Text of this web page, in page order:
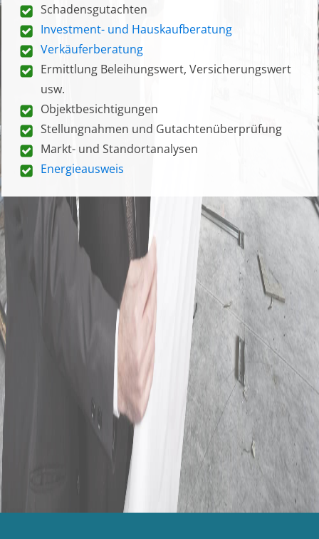
Schadensgutachten
Investment- und Hauskaufberatung
Verkäuferberatung
Ermittlung Beleihungswert, Versicherungswert
usw.
Objektbesichtigungen
Stellungnahmen und Gutachtenüberprüfung
Markt- und Standortanalysen
Energieausweis